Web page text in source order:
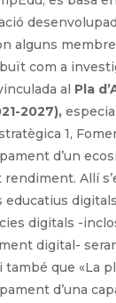
alguns
com a
al Pla
2027),
1,
d’un
rendiment. Allí
digitals -
digital-
també que «La
d’una